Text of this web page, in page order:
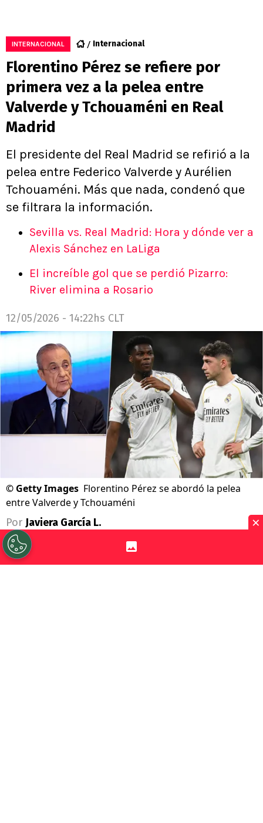
INTERNACIONAL Internacional
Florentino Pérez se refiere por
primera vez a la pelea entre
Valverde y Tchouaméni en Real
Madrid
El presidente del Real Madrid se refirió a la
pelea entre Federico Valverde y Aurélien
Tchouaméni. Más que nada, condenó que
se filtrara la información.
Sevilla vs. Real Madrid: Hora y dónde ver a
Alexis Sánchez en LaLiga
El increíble gol que se perdió Pizarro:
River elimina a Rosario
12/05/2026 - 14:22hs CLT
© Getty Images Florentino Pérez se abordó la pelea
entre Valverde y Tchouaméni
Por Javiera García L. ×